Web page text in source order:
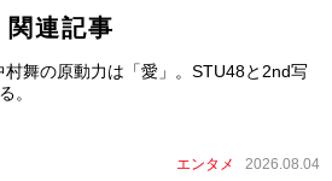
関連記事
村舞の原動力は「愛」。STU48と2nd写
。
エンタメ 2026.08.04